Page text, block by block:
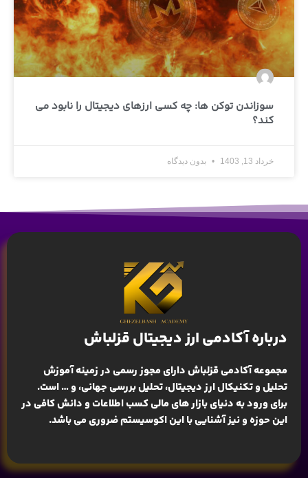
سوزاندن توکن ها: چه کسی ارزهای دیجیتال را نابود می
کند؟
خرداد 13, 1403 بدون دیدگاه
درباره آکادمی ارز دیجیتال قزلباش
مجموعه آکادمی قزلباش دارای مجوز رسمی در زمینهآموزش
تحلیل و تکنیکال ارز دیجیتال، تحلیل بررسی جهانی، و … است.
برای ورود به دنیای بازار های مالی کسب اطلاعات و دانش کافی در
این حوزه و نیز آشنایی با این اکوسیستم ضروری می باشد.